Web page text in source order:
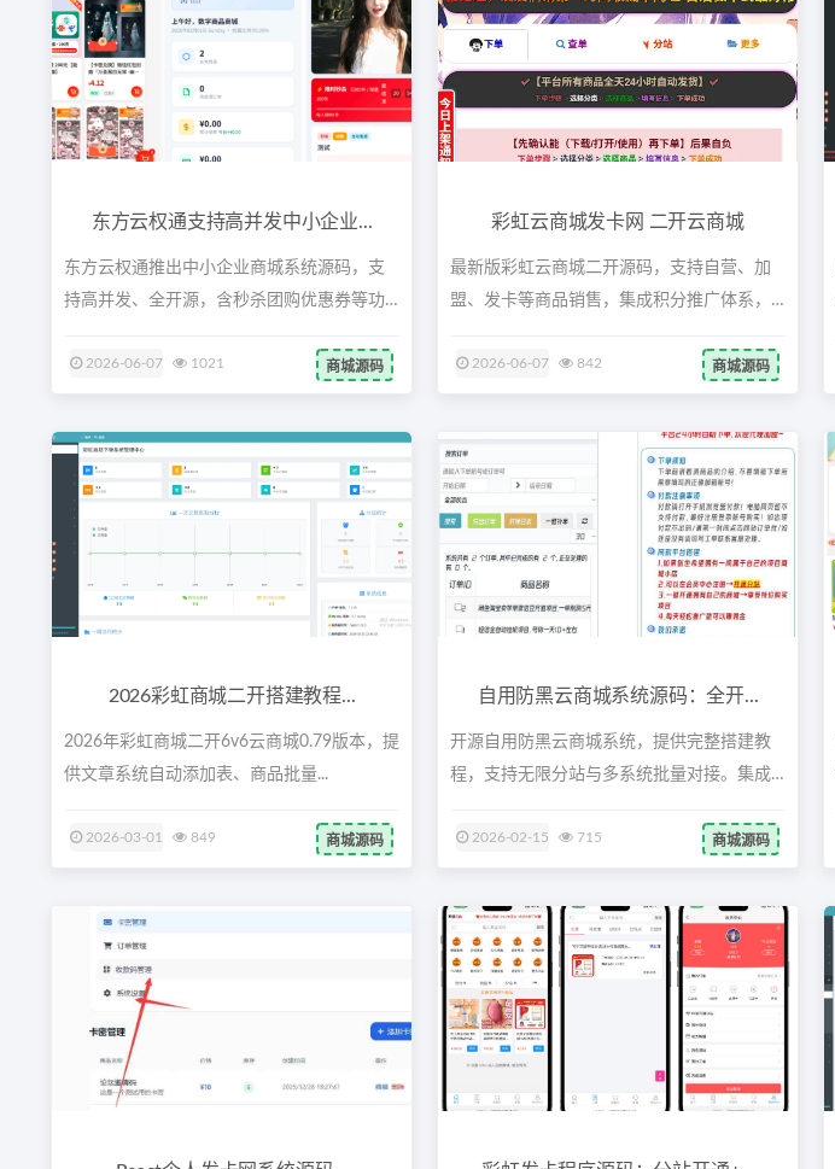
东方云权通支持高并发中小企业...
东方云权通推出中小企业商城系统源码，支
持高并发、全开源，含秒杀团购优惠券等功
2026-06-07 1021 商城源码
彩虹云商城发卡网 二开云商城
最新版彩虹云商城二开源码，支持自营、加
盟、发卡等商品销售，集成积分推广体系，
2026-06-07 842 商城源码
2026彩虹商城二开搭建教程...
2026年彩虹商城二开6v6云商城0.79版本，提
供文章系统自动添加表、商品批量...
2026-03-01 849 商城源码
自用防黑云商城系统源码：全开...
开源自用防黑云商城系统，提供完整搭建教
程，支持无限分站与多系统批量对接。集成
2026-02-15 715 商城源码